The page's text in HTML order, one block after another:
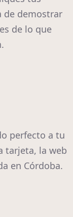
de demostrar
de lo que
perfecto a tu
tarjeta, la web
en Córdoba.